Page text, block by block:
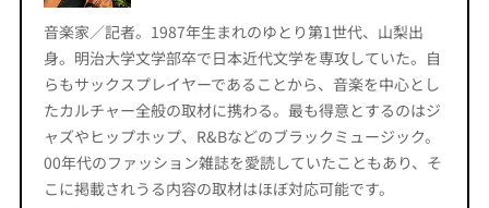
音楽家／記者。1987年生まれのゆとり第1世代、山梨出
身。明治大学文学部卒で日本近代文学を専攻していた。自
らもサックスプレイヤーであることから、音楽を中心とし
たカルチャー全般の取材に携わる。最も得意とするのはジ
ャズやヒップホップ、R&Bなどのブラックミュージック。
00年代のファッション雑誌を愛読していたこともあり、そ
こに掲載されうる内容の取材はほぼ対応可能です。